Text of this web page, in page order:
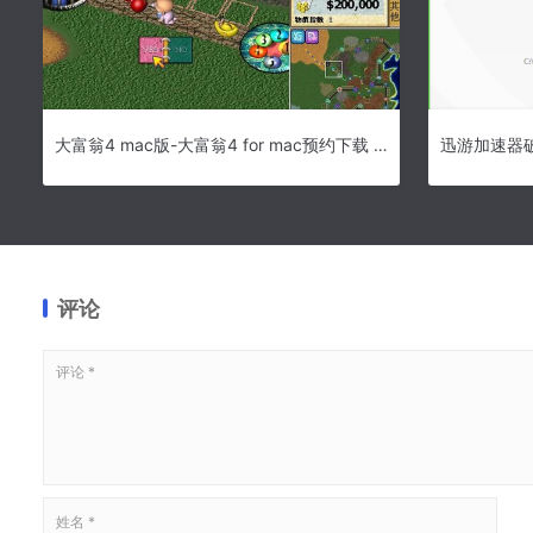
大富翁4 mac版-大富翁4 for mac预约下载 V1.0中文版
评论